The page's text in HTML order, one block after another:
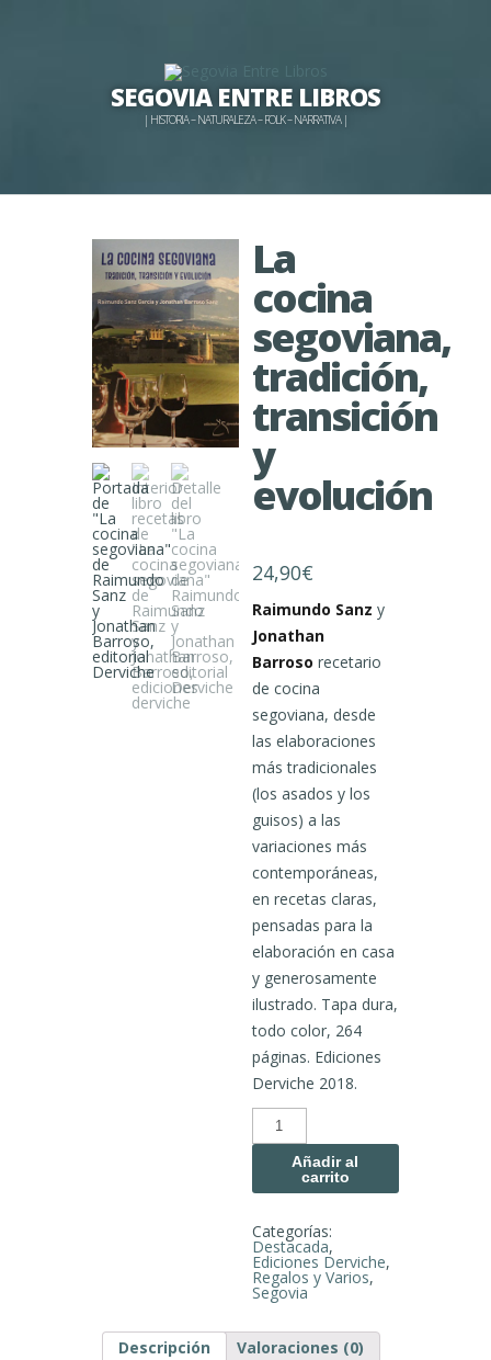
SEGOVIA ENTRE LIBROS
| HISTORIA – NATURALEZA – FOLK – NARRATIVA |
La
cocina
segoviana,
tradición,
transición
y
evolución
24,90€
Raimundo Sanz y
Jonathan
Barroso recetario
de cocina
segoviana, desde
las elaboraciones
más tradicionales
(los asados y los
guisos) a las
variaciones más
contemporáneas,
en recetas claras,
pensadas para la
elaboración en casa
y generosamente
ilustrado. Tapa dura,
todo color, 264
páginas. Ediciones
Derviche 2018.
La
cocina
segoviana,
tradición,
transición
y
cantidad
Añadir al
carrito
Categorías:
Destacada,
Ediciones Derviche,
Regalos y Varios,
Segovia
Descripción Valoraciones (0)